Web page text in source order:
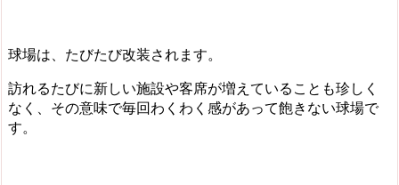
球場は、たびたび改装されます。
訪れるたびに新しい施設や客席が増えていることも珍しく
なく、その意味で毎回わくわく感があって飽きない球場で
す。